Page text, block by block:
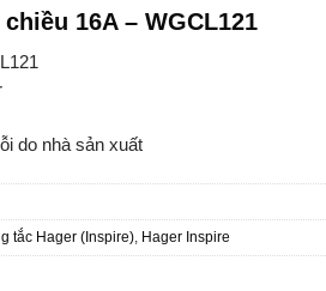
16A – WGCL121
do nhà sản xuất
tắc Hager (Inspire) Hager Inspire